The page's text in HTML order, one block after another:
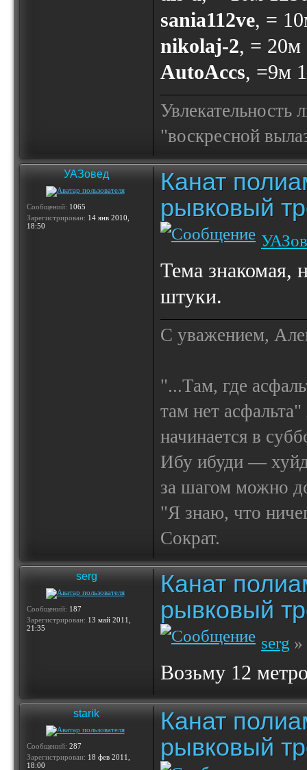
sania112ve, =
nikolaj-2, = 20м
AutoAccs, =9м
Увлекательность
"воскресной
УАЗовед
Сообщений: 1065
Зарегистрирован: 14 янв 2010,
18:50
Канат
рывковый
Тема знакомая,
штуки.
С уважением,
"...Там, где
там нет
начинается в
Ибу ибуди —
за шагом можно
"Я знаю, что
Сократ.
serg
Сообщений: 187
Зарегистрирован: 13 май 2011,
21:35
Канат
рывковый
serg »
Возьму 12
starik
Сообщений: 287
Зарегистрирован: 18 фев 2011,
18:00
Канат
рывковый